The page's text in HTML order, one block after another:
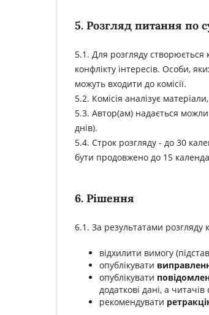
5. Розгляд питання по
5.1. Для розгляду створюється
конфлікту інтересів. Особи,
можуть входити до комісії.
5.2. Комісія аналізує
5.3. Автор(ам) надається
днів).
5.4. Строк розгляду - до 30
бути продовжено до 15
6. Рішення
6.1. За результатами розгляду
відхилити вимогу
опублікувати
опублікувати
додаткові дані, а
рекомендувати